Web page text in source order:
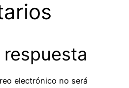
respuesta
electrónico no será